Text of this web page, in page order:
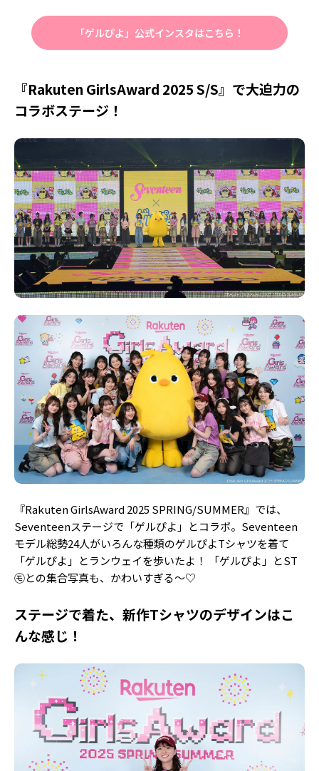
「ゲルぴよ」公式インスタはこちら！
『Rakuten GirlsAward 2025 S/S』で大迫力の
コラボステージ！
『Rakuten GirlsAward 2025 SPRING/SUMMER』では、
Seventeenステージで「ゲルぴよ」とコラボ。Seventeen
モデル総勢24人がいろんな種類のゲルぴよTシャツを着て
「ゲルぴよ」とランウェイを歩いたよ！ 「ゲルぴよ」とST
㋲との集合写真も、かわいすぎる～♡
ステージで着た、新作Tシャツのデザインはこ
んな感じ！